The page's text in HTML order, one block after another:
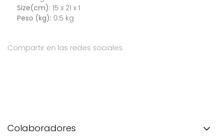
Size(cm): 15 x 21 x 1
Peso (kg): 0.5 kg
Compartir en las redes sociales
Colaboradores